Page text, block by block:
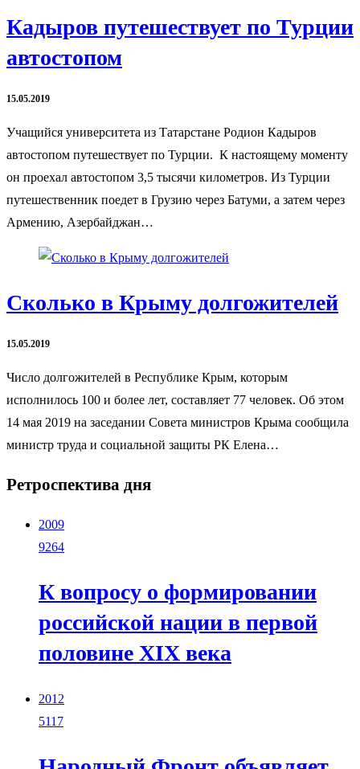
Кадыров путешествует по Турции
автостопом
15.05.2019
Учащийся университета из Татарстане Родион Кадыров
автостопом путешествует по Турции. К настоящему моменту
он проехал автостопом 3,5 тысячи километров. Из Турции
путешественник поедет в Грузию через Батуми, а затем через
Армению, Азербайджан…
Сколько в Крыму долгожителей
15.05.2019
Число долгожителей в Республике Крым, которым
исполнилось 100 и более лет, составляет 77 человек. Об этом
14 мая 2019 на заседании Совета министров Крыма сообщила
министр труда и социальной защиты РК Елена…
Ретроспектива дня
2009
9264
К вопросу о формировании
российской нации в первой
половине XIX века
2012
5117